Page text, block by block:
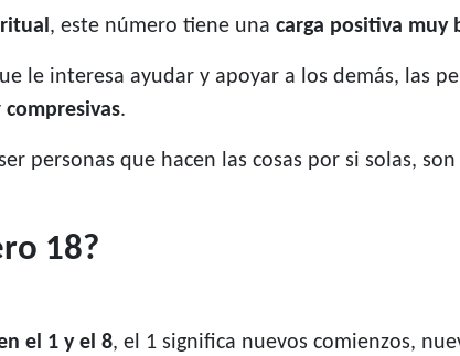
, este número tiene una carga positiva muy
le interesa ayudar y apoyar a los demás, las
compresivas.
personas que hacen las cosas por si solas,
18?
el 1 y el 8, el 1 significa nuevos comienzos,